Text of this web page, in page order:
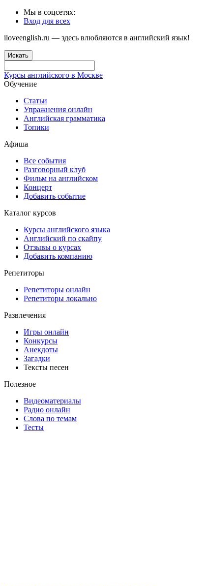
Мы в соцсетях:
Вход для всех
iloveenglish.ru — здесь влюбляются в английский язык!
Искать
Курсы английского в Москве
Обучение
Статьи
Упражнения онлайн
Английская грамматика
Топики
Афиша
Все события
Разговорный клуб
Фильм на английском
Концерт
Добавить событие
Каталог курсов
Курсы английского языка
Английский по скайпу
Отзывы о курсах
Добавить компанию
Репетиторы
Репетиторы онлайн
Репетиторы локально
Развлечения
Игры онлайн
Конкурсы
Анекдоты
Загадки
Тексты песен
Полезное
Видеоматериалы
Радио онлайн
Слова по темам
Тесты